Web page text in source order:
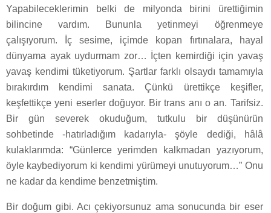
Yapabileceklerimin belki de milyonda birini ürettiğimin
bilincine vardım. Bununla yetinmeyi öğrenmeye
çalışıyorum. İç sesime, içimde kopan fırtınalara, hayal
dünyama ayak uydurmam zor… İçten kemirdiği için yavaş
yavaş kendimi tüketiyorum. Şartlar farklı olsaydı tamamıyla
bırakırdım kendimi sanata. Çünkü ürettikçe keşifler,
keşfettikçe yeni eserler doğuyor. Bir trans anı o an. Tarifsiz.
Bir gün severek okuduğum, tutkulu bir düşünürün
sohbetinde -hatırladığım kadarıyla- şöyle dediği, hâlâ
kulaklarımda: “Günlerce yerimden kalkmadan yazıyorum,
öyle kaybediyorum ki kendimi yürümeyi unutuyorum…” Onu
ne kadar da kendime benzetmiştim.
Bir doğum gibi. Acı çekiyorsunuz ama sonucunda bir eser